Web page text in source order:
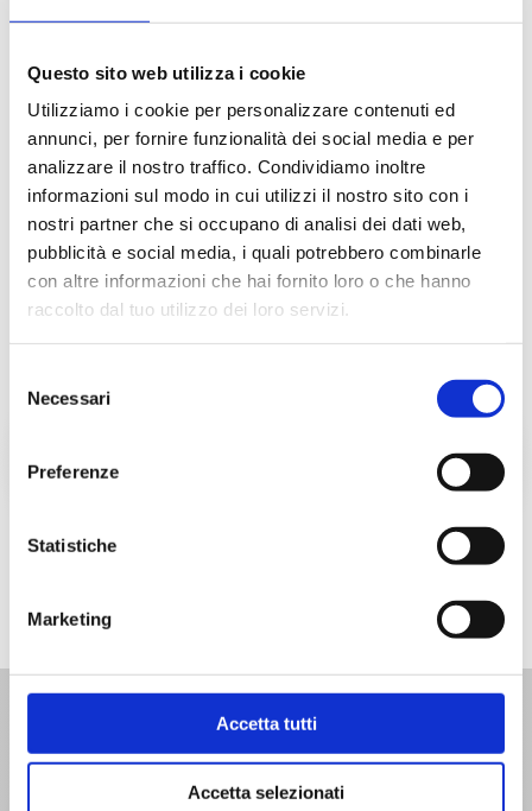
Questo sito web utilizza i cookie
Utilizziamo i cookie per personalizzare contenuti ed
annunci, per fornire funzionalità dei social media e per
analizzare il nostro traffico. Condividiamo inoltre
informazioni sul modo in cui utilizzi il nostro sito con i
nostri partner che si occupano di analisi dei dati web,
pubblicità e social media, i quali potrebbero combinarle
con altre informazioni che hai fornito loro o che hanno
raccolto dal tuo utilizzo dei loro servizi.
delNecessari
Preferenze
Statistiche
Marketing
Accetta tutti
Accetta selezionati
progetti di design hanno fatto parte
della collezione permanente della
Galleria “Spazio 120” a Roma.